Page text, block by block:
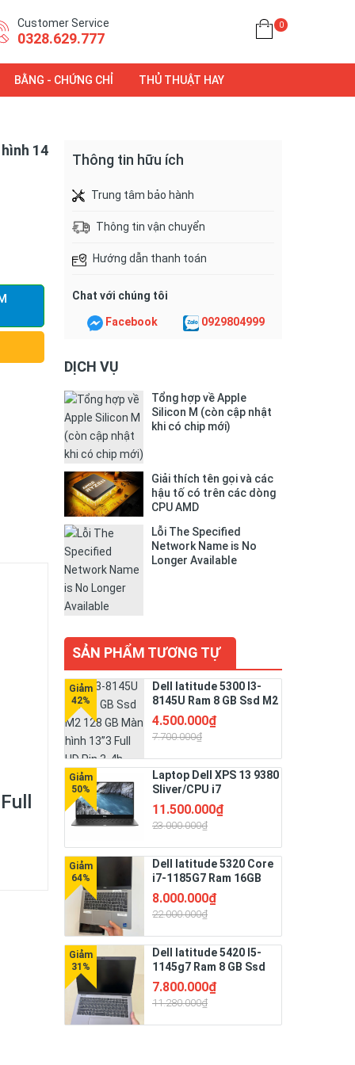
Customer Service
0328.629.777
0
BẰNG - CHỨNG CHỈ THỦ THUẬT HAY
14
Thông tin hữu ích
Trung tâm bảo hành
Thông tin vận chuyển
Hướng dẫn thanh toán
Chat với chúng tôi
Facebook 0929804999
DỊCH VỤ
Tổng hợp về Apple
Silicon M (còn cập nhật
khi có chip mới)
Giải thích tên gọi và các
hậu tố có trên các dòng
CPU AMD
Lỗi The Specified
Network Name is No
Longer Available
SẢN PHẨM TƯƠNG TỰ
Dell latitude 5300 I3-
8145U Ram 8 GB Ssd M2
128 GB Màn hình 13”3
Full HD Pin 3-4h
4.500.000₫
7.700.000₫
Laptop Dell XPS 13 9380
Sliver/CPU i7
8665U/RAM 16G/SSD
Nvme 256G/LCD 13.3"
FHD /Bateyr 4 Cell
51W/Hệ điều hành Win
11 bản quyền
11.500.000₫
23.000.000₫
Dell latitude 5320 Core
i7-1185G7 Ram 16GB
Ssd 256 GB Màn hình
13”3 FHD
8.000.000₫
22.000.000₫
Dell latitude 5420 I5-
1145g7 Ram 8 GB Ssd
256 GB Màn 14" Full HD
Pin 3-4h
7.800.000₫
11.280.000₫